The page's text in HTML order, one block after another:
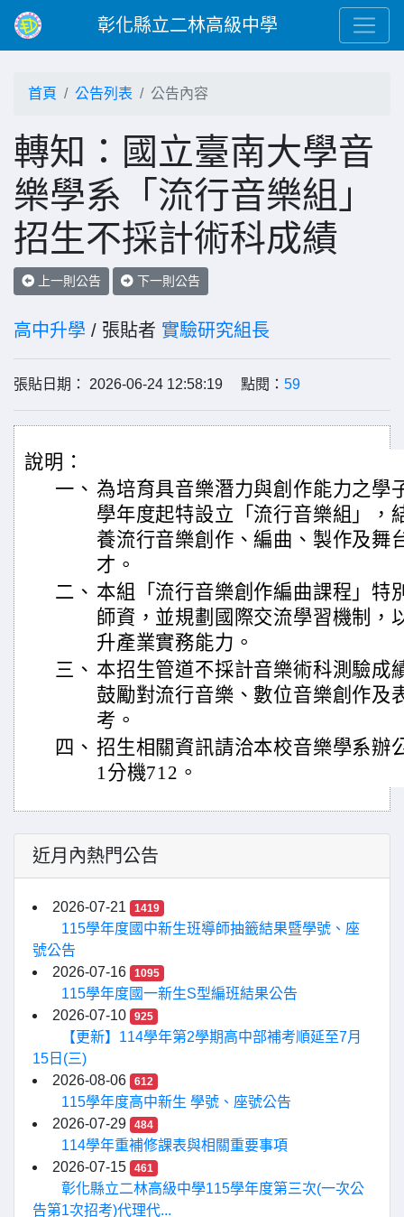
彰化縣立二林高級中學
首頁 公告列表 公告內容
轉知：國立臺南大學音
樂學系「流行音樂組」
招生不採計術科成績
上一則公告 下一則公告
高中升學 / 張貼者 實驗研究組長
張貼日期： 2026-06-24 12:58:19 點閱： 59
說明：
一、 為培育具音樂潛力與創作能力之學
學年度起特設立「流行音樂組」，
養流行音樂創作、編曲、製作及舞
才。
二、 本組「流行音樂創作編曲課程」特
師資，並規劃國際交流學習機制，
升產業實務能力。
三、 本招生管道不採計音樂術科測驗成
鼓勵對流行音樂、數位音樂創作及
考。
四、 招生相關資訊請洽本校音樂學系辦
1分機712。
近月內熱門公告
2026-07-21 1419
115學年度國中新生班導師抽籤結果暨學號、座
號公告
2026-07-16
1095
115學年度國一新生S型編班結果公告
2026-07-10
925
【更新】114學年第2學期高中部補考順延至7月
15日(三)
2026-08-06
612
115學年度高中新生 學號、座號公告
2026-07-29
484
114學年重補修課表與相關重要事項
2026-07-15
461
彰化縣立二林高級中學115學年度第三次(一次公
告第1次招考)代理代...